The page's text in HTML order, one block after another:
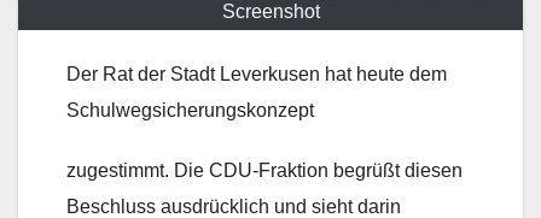
Screenshot
Der Rat der Stadt Leverkusen hat heute dem
Schulwegsicherungskonzept
zugestimmt. Die CDU-Fraktion begrüßt diesen
Beschluss ausdrücklich und sieht darin